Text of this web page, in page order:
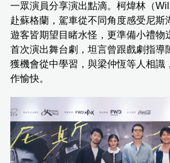
一眾演員分享演出點滴。柯煒林（
赴蘇格蘭，駕車從不同角度感受尼斯
遊客皆期望目睹水怪，更準備小禮物
首次演出舞台劇，坦言曾跟戲劇指導
獲機會從中學習，與梁仲恆等人相識
作愉快。